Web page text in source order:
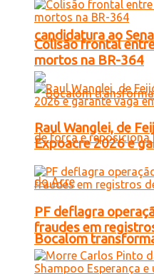
candidatura ao
Bocalom
Colisão frontal
mortos na BR-364
Raul Wanglei, de
Expoacre 2026 e
PF deflagra
fraudes em